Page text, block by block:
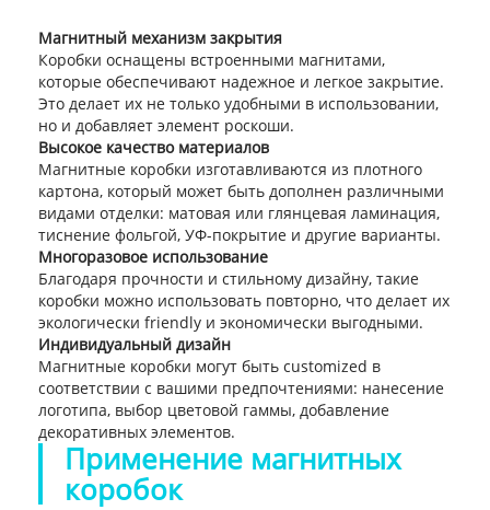
Магнитный механизм закрытия
Коробки оснащены встроенными магнитами,
которые обеспечивают надежное и легкое закрытие.
Это делает их не только удобными в использовании,
но и добавляет элемент роскоши.
Высокое качество материалов
Магнитные коробки изготавливаются из плотного
картона, который может быть дополнен различными
видами отделки: матовая или глянцевая ламинация,
тиснение фольгой, УФ-покрытие и другие варианты.
Многоразовое использование
Благодаря прочности и стильному дизайну, такие
коробки можно использовать повторно, что делает их
экологически friendly и экономически выгодными.
Индивидуальный дизайн
Магнитные коробки могут быть customized в
соответствии с вашими предпочтениями: нанесение
логотипа, выбор цветовой гаммы, добавление
декоративных элементов.
Применение магнитных
коробок